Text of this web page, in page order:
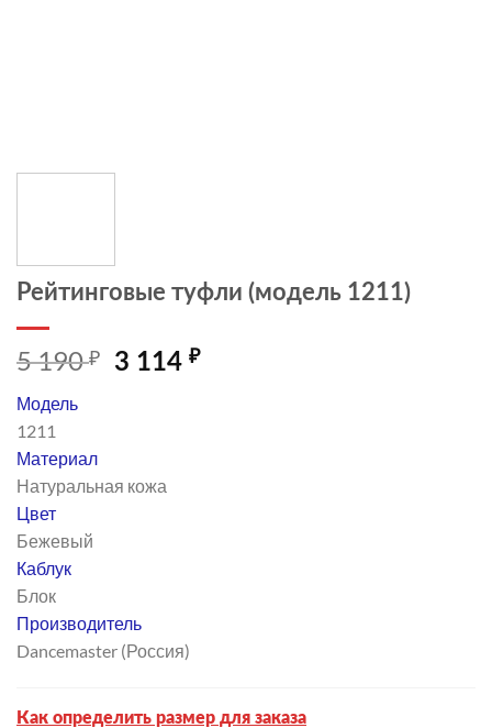
Рейтинговые туфли (модель 1211)
5 190₽
Первоначальная
3 114₽Текущая
Модель
1211
Материал
Натуральная кожа
Цвет
Бежевый
Каблук
Блок
Производитель
Dancemaster (Россия)
Как определить размер для заказа